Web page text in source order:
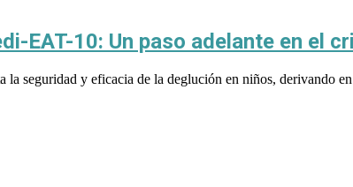
EAT-10: Un paso adelante en el
seguridad y eficacia de la deglución en niños, derivando